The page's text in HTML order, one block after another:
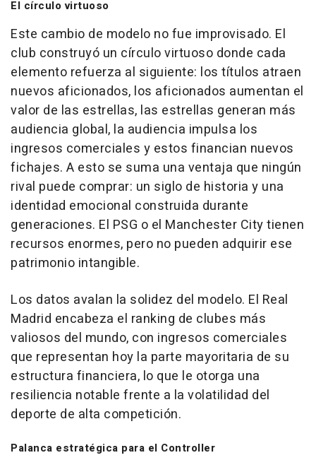
El círculo virtuoso
Este cambio de modelo no fue improvisado. El
club construyó un círculo virtuoso donde cada
elemento refuerza al siguiente: los títulos atraen
nuevos aficionados, los aficionados aumentan el
valor de las estrellas, las estrellas generan más
audiencia global, la audiencia impulsa los
ingresos comerciales y estos financian nuevos
fichajes. A esto se suma una ventaja que ningún
rival puede comprar: un siglo de historia y una
identidad emocional construida durante
generaciones. El PSG o el Manchester City tienen
recursos enormes, pero no pueden adquirir ese
patrimonio intangible.
Los datos avalan la solidez del modelo. El Real
Madrid encabeza el ranking de clubes más
valiosos del mundo, con ingresos comerciales
que representan hoy la parte mayoritaria de su
estructura financiera, lo que le otorga una
resiliencia notable frente a la volatilidad del
deporte de alta competición.
Palanca estratégica para el Controller